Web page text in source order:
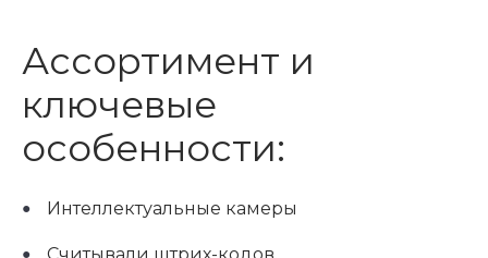
Ассортимент и
ключевые
особенности:
Интеллектуальные камеры